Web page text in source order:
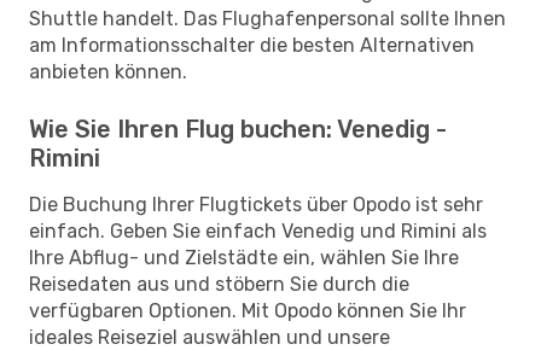
Shuttle handelt. Das Flughafenpersonal sollte Ihnen
am Informationsschalter die besten Alternativen
anbieten können.
Wie Sie Ihren Flug buchen: Venedig -
Rimini
Die Buchung Ihrer Flugtickets über Opodo ist sehr
einfach. Geben Sie einfach Venedig und Rimini als
Ihre Abflug- und Zielstädte ein, wählen Sie Ihre
Reisedaten aus und stöbern Sie durch die
verfügbaren Optionen. Mit Opodo können Sie Ihr
ideales Reiseziel auswählen und unsere